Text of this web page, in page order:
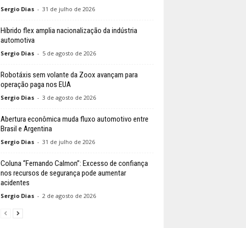
Sergio Dias - 31 de julho de 2026
Híbrido flex amplia nacionalização da indústria
automotiva
Sergio Dias - 5 de agosto de 2026
Robotáxis sem volante da Zoox avançam para
operação paga nos EUA
Sergio Dias - 3 de agosto de 2026
Abertura econômica muda fluxo automotivo entre
Brasil e Argentina
Sergio Dias - 31 de julho de 2026
Coluna “Fernando Calmon”: Excesso de confiança
nos recursos de segurança pode aumentar
acidentes
Sergio Dias - 2 de agosto de 2026